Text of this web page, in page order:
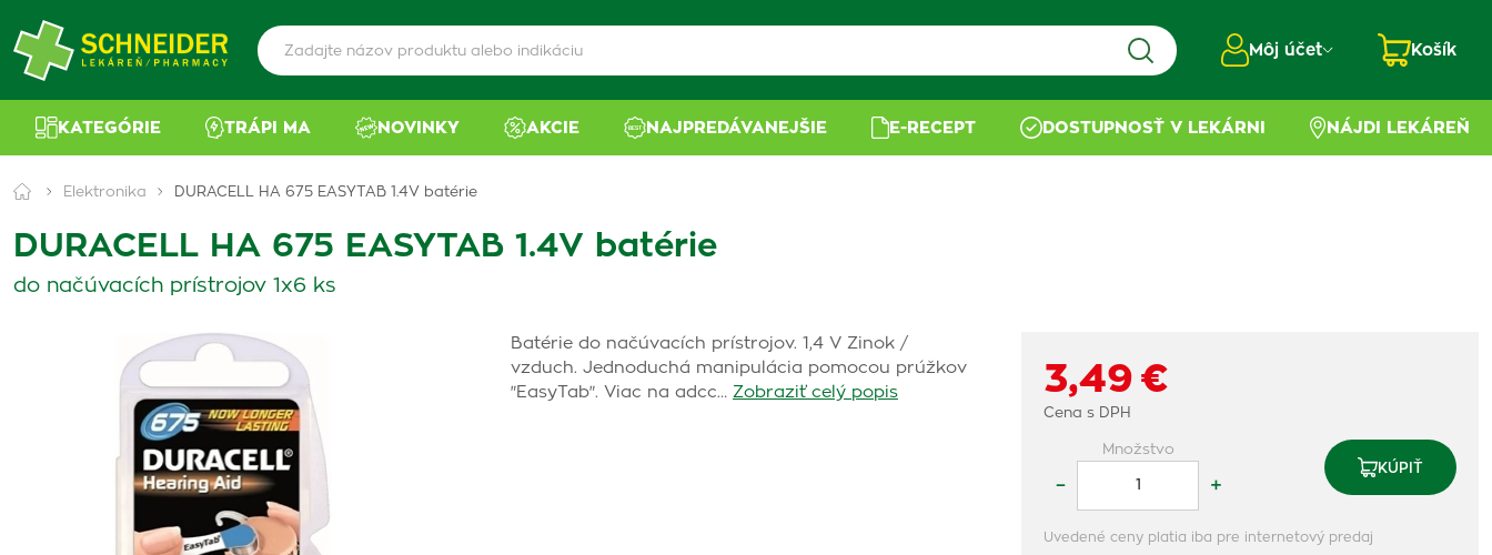
Môj účet Košík
KATEGÓRIE TRÁPI MA NOVINKY AKCIE NAJPREDÁVANEJŠIE E-RECEPT DOSTUPNOSŤ V LEKÁRNI NÁJDI LEKÁREŇ
Elektronika DURACELL HA 675 EASYTAB 1.4V batérie
DURACELL HA 675 EASYTAB 1.4V batérie
do načúvacích prístrojov 1x6 ks
Batérie do načúvacích prístrojov. 1,4 V Zinok /
vzduch. Jednoduchá manipulácia pomocou prúžkov
"EasyTab". Viac na adcc… Zobraziť celý popis 3,49 €
Cena s DPH
Množstvo
– +
KÚPIŤ
Uvedené ceny platia iba pre internetový predaj